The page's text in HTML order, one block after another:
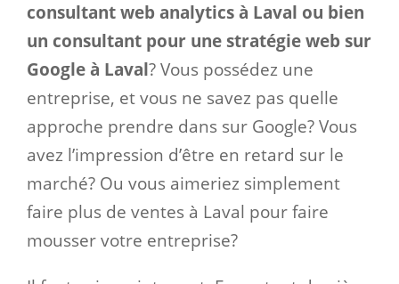
consultant web analytics à Laval ou bien
un consultant pour une stratégie web sur
Google à Laval? Vous possédez une
entreprise, et vous ne savez pas quelle
approche prendre dans sur Google? Vous
avez l’impression d’être en retard sur le
marché? Ou vous aimeriez simplement
faire plus de ventes à Laval pour faire
mousser votre entreprise?